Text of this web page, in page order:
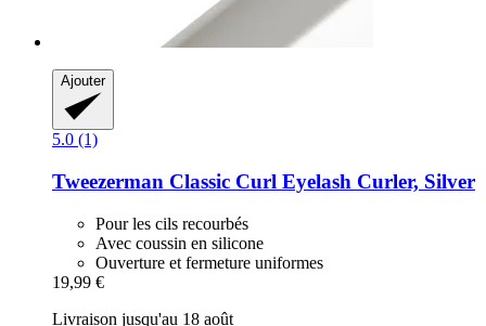
Ajouter
5.0 (1)
Tweezerman Classic Curl Eyelash Curler, Silver
Pour les cils recourbés
Avec coussin en silicone
Ouverture et fermeture uniformes
19,99 €
Livraison jusqu'au 18 août